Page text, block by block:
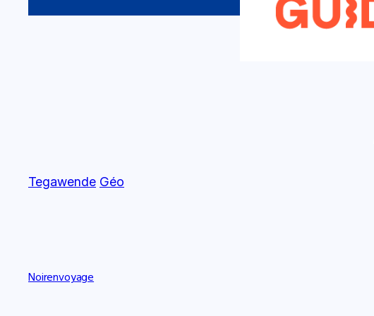
Tegawende Géo
Noirenvoyage